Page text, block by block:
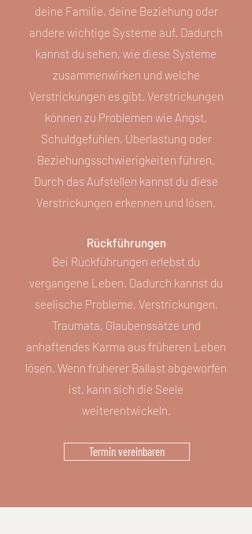
deine Familie, deine Beziehung oder
andere wichtige Systeme auf. Dadurch
kannst du sehen, wie diese Systeme
zusammenwirken und welche
Verstrickungen es gibt. Verstrickungen
können zu Problemen wie Angst,
Schuldgefühlen, Überlastung oder
Beziehungsschwierigkeiten führen.
Durch das Aufstellen kannst du diese
Verstrickungen erkennen und lösen.
Rückführungen
Bei Rückführungen erlebst du
vergangene Leben. Dadurch kannst du
seelische Probleme, Verstrickungen,
Traumata, Glaubenssätze und
anhaftendes Karma aus früheren Leben
lösen. Wenn früherer Ballast abgeworfen
ist, kann sich die Seele
weiterentwickeln.
Termin vereinbaren